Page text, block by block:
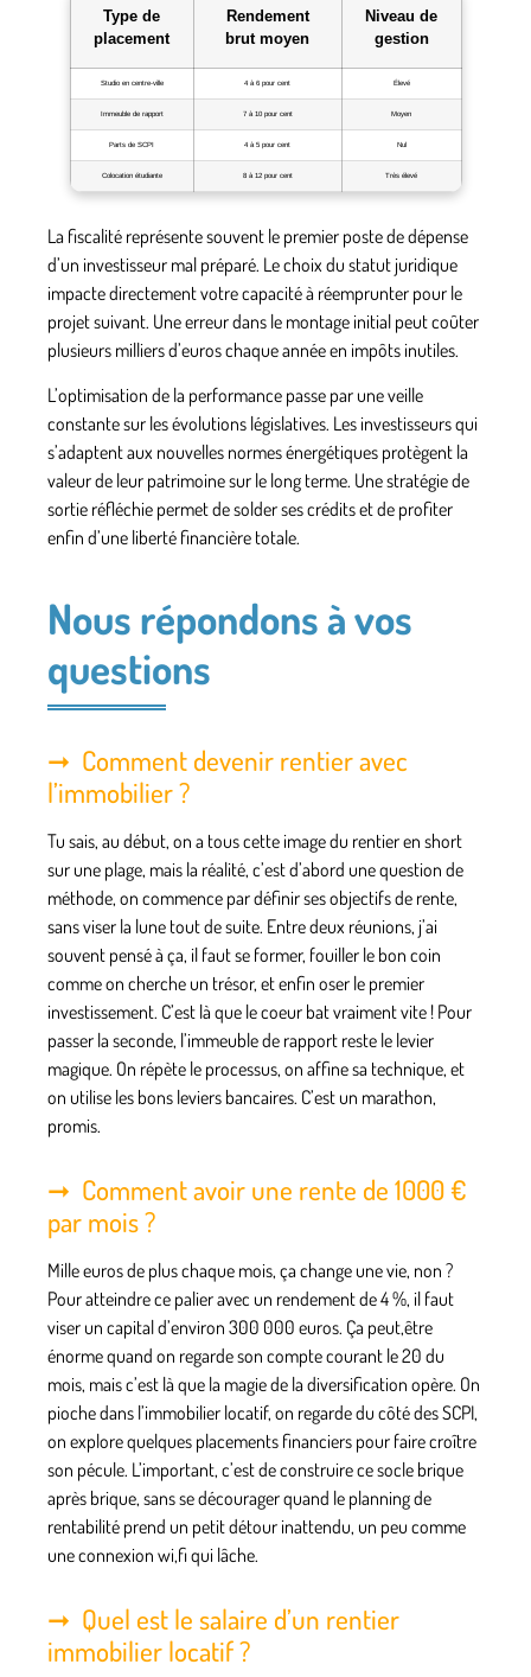
Type de
placement
Rendement
brut moyen
Niveau de
gestion
Studio en centre-ville 4 à 6 pour cent Élevé
Immeuble de rapport 7 à 10 pour cent Moyen
Parts de SCPI 4 à 5 pour cent Nul
Colocation étudiante 8 à 12 pour cent Très élevé
La fiscalité représente souvent le premier poste de dépense
d’un investisseur mal préparé. Le choix du statut juridique
impacte directement votre capacité à réemprunter pour le
projet suivant. Une erreur dans le montage initial peut coûter
plusieurs milliers d’euros chaque année en impôts inutiles.
L’optimisation de la performance passe par une veille
constante sur les évolutions législatives. Les investisseurs qui
s’adaptent aux nouvelles normes énergétiques protègent la
valeur de leur patrimoine sur le long terme. Une stratégie de
sortie réfléchie permet de solder ses crédits et de profiter
enfin d’une liberté financière totale.
Nous répondons à vos
questions
Comment devenir rentier avec
l’immobilier ?
Tu sais, au début, on a tous cette image du rentier en short
sur une plage, mais la réalité, c’est d’abord une question de
méthode, on commence par définir ses objectifs de rente,
sans viser la lune tout de suite. Entre deux réunions, j’ai
souvent pensé à ça, il faut se former, fouiller le bon coin
comme on cherche un trésor, et enfin oser le premier
investissement. C’est là que le coeur bat vraiment vite ! Pour
passer la seconde, l’immeuble de rapport reste le levier
magique. On répète le processus, on affine sa technique, et
on utilise les bons leviers bancaires. C’est un marathon,
promis.
Comment avoir une rente de 1000 €
par mois ?
Mille euros de plus chaque mois, ça change une vie, non ?
Pour atteindre ce palier avec un rendement de 4 %, il faut
viser un capital d’environ 300 000 euros. Ça peut,être
énorme quand on regarde son compte courant le 20 du
mois, mais c’est là que la magie de la diversification opère. On
pioche dans l’immobilier locatif, on regarde du côté des SCPI,
on explore quelques placements financiers pour faire croître
son pécule. L’important, c’est de construire ce socle brique
après brique, sans se décourager quand le planning de
rentabilité prend un petit détour inattendu, un peu comme
une connexion wi,fi qui lâche.
Quel est le salaire d’un rentier
immobilier locatif ?